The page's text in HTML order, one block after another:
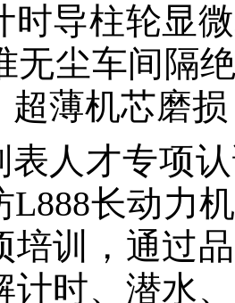
时导柱轮显
无尘车间隔
超薄机芯磨
表人才专项
L888长动力
培训，通过
计时、潜水